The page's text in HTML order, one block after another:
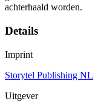
achterhaald worden.
Details
Imprint
Storytel Publishing NL
Uitgever